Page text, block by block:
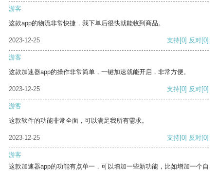
游客
这款app的物流非常快捷，我下单后很快就能收到商品。
2023-12-25 支持[0] 反对[0]
游客
这款加速器app的操作非常简单，一键加速就能开启，非常方便。
2023-12-25 支持[0] 反对[0]
游客
这款软件的功能非常全面，可以满足我所有需求。
2023-12-25 支持[0] 反对[0]
游客
这款加速器app的功能有点单一，可以增加一些新功能，比如增加一个自